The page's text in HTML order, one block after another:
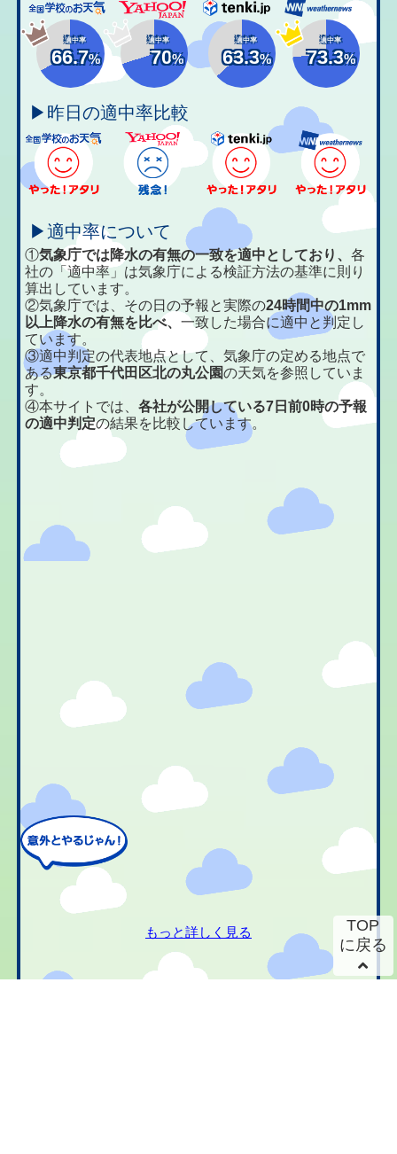
適中率
66.7%
適中率
70%
適中率
63.3%
適中率
73.3%
▶昨日の適中率比較
▶適中率について
①気象庁では降水の有無の一致を適中としており、各
社の「適中率」は気象庁による検証方法の基準に則り
算出しています。
②気象庁では、その日の予報と実際の24時間中の1mm
以上降水の有無を比べ、一致した場合に適中と判定し
ています。
③適中判定の代表地点として、気象庁の定める地点で
ある東京都千代田区北の丸公園の天気を参照していま
す。
④本サイトでは、各社が公開している7日前0時の予報
の適中判定の結果を比較しています。
もっと詳しく見る
TOP
に戻る